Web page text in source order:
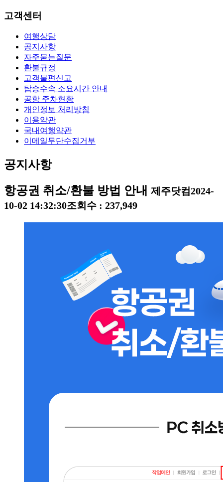
고객센터
여행상담
공지사항
자주묻는질문
환불규정
고객불편신고
탑승수속 소요시간 안내
공항 주차현황
개인정보 처리방침
이용약관
국내여행약관
이메일무단수집거부
공지사항
항공권 취소/환불 방법 안내 제주닷컴2024-
10-02 14:32:30조회수 : 237,949